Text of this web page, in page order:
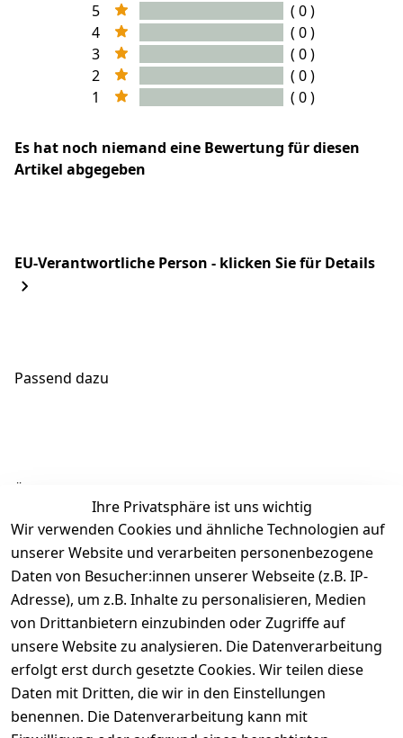
5
( 0 )
4
( 0 )
3
( 0 )
2
( 0 )
1
( 0 )
Es hat noch niemand eine Bewertung für diesen
Artikel abgegeben
EU-Verantwortliche Person - klicken Sie für Details
Passend dazu
Ähnliche Produkte
Ihre Privatsphäre ist uns wichtig
Wir verwenden Cookies und ähnliche Technologien auf
unserer Website und verarbeiten personenbezogene
Daten von Besucher:innen unserer Webseite (z.B. IP-
Adresse), um z.B. Inhalte zu personalisieren, Medien
von Drittanbietern einzubinden oder Zugriffe auf
unsere Website zu analysieren. Die Datenverarbeitung
erfolgt erst durch gesetzte Cookies. Wir teilen diese
Daten mit Dritten, die wir in den Einstellungen
benennen. Die Datenverarbeitung kann mit
Rechtliches
AGB
Impressum
Datenschutze
Über uns
Kontakt
Registrieren
Kataloge zum
Wir
versenden
mit
Zahle
bequem per